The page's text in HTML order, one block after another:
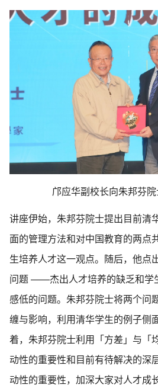
邝应华副校长向朱邦芬
讲座伊始，朱邦芬院士提出目前清
面的管理方法和对中国教育的两点
生培养人才这一观点。随后，他点
问题 ——杰出人才培养的缺乏和学
感低的问题。朱邦芬院士将两个问
缠与影响，利用清华学生的例子侧
着，朱邦芬院士利用「方差」与「
动性的重要性和目前有待解决的深
动性的重要性，加深大家对人才成